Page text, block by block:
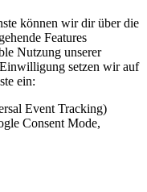
können wir dir über die
Features
Nutzung unserer
setzen wir auf
ein:
Event Tracking)
Consent Mode,